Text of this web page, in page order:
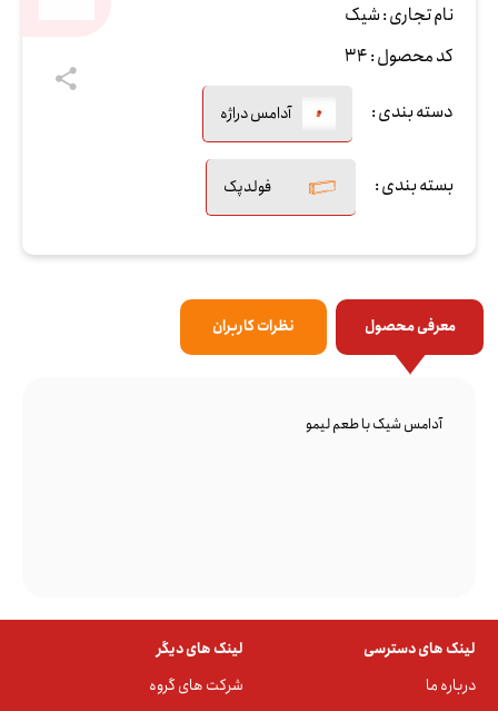
نام تجاری :شیک
کد محصول :34
دسته بندی : آدامس دراژه
بسته بندی : فولدپک
معرفی محصول نظرات کاربران
آدامس شیک با طعم لیمو
لینک های دسترسی
درباره ما
لینک های دیگر
شرکت های گروه